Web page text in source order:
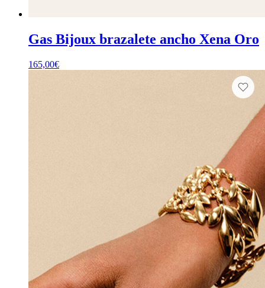
Gas Bijoux brazalete ancho Xena Oro
165,00€